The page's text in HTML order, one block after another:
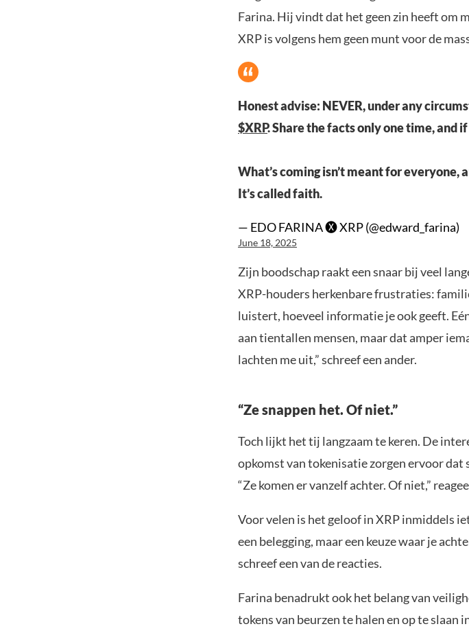
Farina. Hij vindt dat het geen zin heeft om
XRP is volgens hem geen munt voor de
Honest advise: NEVER, under any
$XRP. Share the facts only one time, and
What’s coming isn’t meant for everyone,
It’s called faith.
— EDO FARINA 🅧 XRP (@edward_farina)
June 18, 2025
Zijn boodschap raakt een snaar bij veel
XRP-houders herkenbare frustraties:
luistert, hoeveel informatie je ook geeft.
aan tientallen mensen, maar dat amper
lachten me uit,” schreef een ander.
“Ze snappen het. Of niet.”
Toch lijkt het tij langzaam te keren. De
opkomst van tokenisatie zorgen ervoor dat
“Ze komen er vanzelf achter. Of niet,”
Voor velen is het geloof in XRP inmiddels
een belegging, maar een keuze waar je
schreef een van de reacties.
Farina benadrukt ook het belang van
tokens van beurzen te halen en op te slaan